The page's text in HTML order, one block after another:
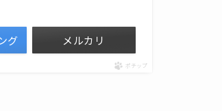
グ メルカリ
ポチップ